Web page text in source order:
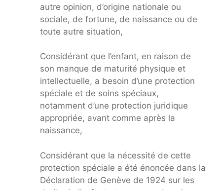
autre opinion, d’origine nationale ou
sociale, de fortune, de naissance ou de
toute autre situation,
Considérant que l’enfant, en raison de
son manque de maturité physique et
intellectuelle, a besoin d’une protection
spéciale et de soins spéciaux,
notamment d’une protection juridique
appropriée, avant comme après la
naissance,
Considérant que la nécessité de cette
protection spéciale a été énoncée dans la
Déclaration de Genève de 1924 sur les